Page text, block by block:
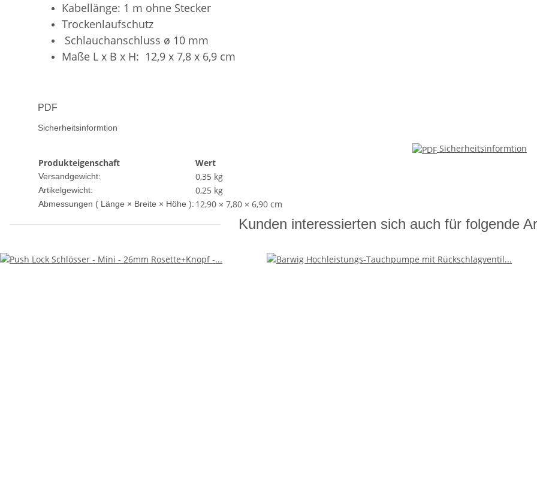
Kabellänge: 1 m ohne Stecker
Trockenlaufschutz
Schlauchanschluss ø 10 mm
Maße L x B x H: 12,9 x 7,8 x 6,9 cm
PDF
Sicherheitsinformtion
Sicherheitsinformtion
Produkteigenschaft
Wert
Versandgewicht: 0,35 kg
Artikelgewicht: 0,25 kg
Abmessungen ( Länge × Breite × Höhe ): 12,90 × 7,80 × 6,90 cm
Kunden interessierten sich auch für folgende